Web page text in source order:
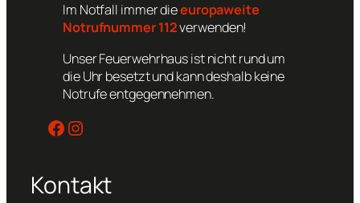
Im Notfall immer dieeuropaweite
Notrufnummer 112verwenden!
Unser Feuerwehrhaus ist nicht rund um
die Uhr besetzt und kann deshalb keine
Notrufe entgegennehmen.
Facebook Instagram
Kontakt